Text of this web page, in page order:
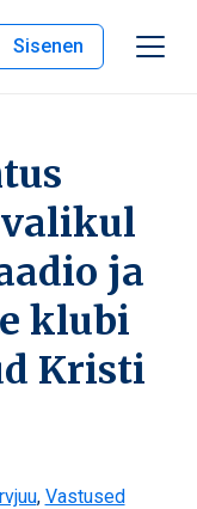
Sisenen
ja
klubi
Kristi
, Vastused